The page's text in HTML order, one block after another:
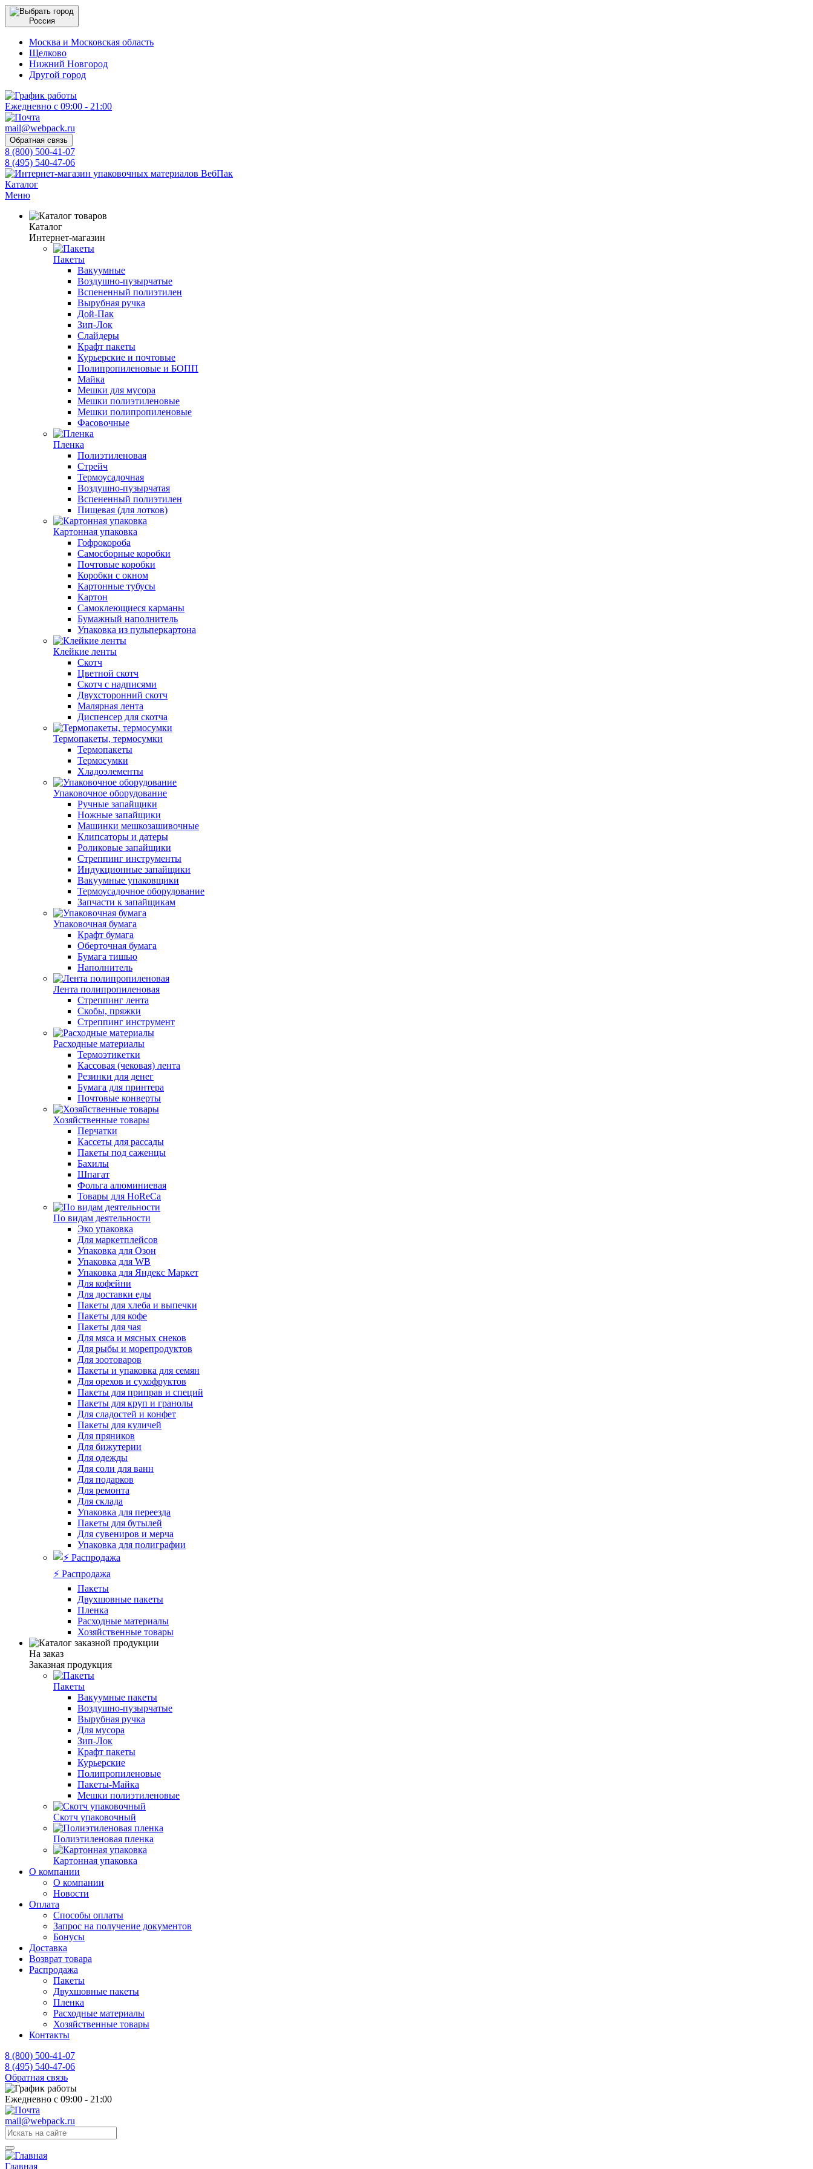
Россия
Москва и Московская область
Щелково
Нижний Новгород
Другой город
Ежедневно с 09:00 - 21:00
mail@webpack.ru
Обратная связь
8 (800) 500-41-07
8 (495) 540-47-06
Каталог
Меню
Каталог
Интернет-магазин
Пакеты
Вакуумные
Воздушно-пузырчатые
Вспененный полиэтилен
Вырубная ручка
Дой-Пак
Зип-Лок
Слайдеры
Крафт пакеты
Курьерские и почтовые
Полипропиленовые и БОПП
Майка
Мешки для мусора
Мешки полиэтиленовые
Мешки полипропиленовые
Фасовочные
Пленка
Полиэтиленовая
Стрейч
Термоусадочная
Воздушно-пузырчатая
Вспененный полиэтилен
Пищевая (для лотков)
Картонная упаковка
Гофрокороба
Самосборные коробки
Почтовые коробки
Коробки с окном
Картонные тубусы
Картон
Самоклеющиеся карманы
Бумажный наполнитель
Упаковка из пульперкартона
Клейкие ленты
Скотч
Цветной скотч
Скотч с надписями
Двухсторонний скотч
Малярная лента
Диспенсер для скотча
Термопакеты, термосумки
Термопакеты
Термосумки
Хладоэлементы
Упаковочное оборудование
Ручные запайщики
Ножные запайщики
Машинки мешкозашивочные
Клипсаторы и датеры
Роликовые запайщики
Стреппинг инструменты
Индукционные запайщики
Вакуумные упаковщики
Термоусадочное оборудование
Запчасти к запайщикам
Упаковочная бумага
Крафт бумага
Оберточная бумага
Бумага тишью
Наполнитель
Лента полипропиленовая
Стреппинг лента
Скобы, пряжки
Стреппинг инструмент
Расходные материалы
Термоэтикетки
Кассовая (чековая) лента
Резинки для денег
Бумага для принтера
Почтовые конверты
Хозяйственные товары
Перчатки
Кассеты для рассады
Пакеты под саженцы
Бахилы
Шпагат
Фольга алюминиевая
Товары для HoReCa
По видам деятельности
Эко упаковка
Для маркетплейсов
Упаковка для Озон
Упаковка для WB
Упаковка для Яндекс Маркет
Для кофейни
Для доставки еды
Пакеты для хлеба и выпечки
Пакеты для кофе
Пакеты для чая
Для мяса и мясных снеков
Для рыбы и морепродуктов
Для зоотоваров
Пакеты и упаковка для семян
Для орехов и сухофруктов
Пакеты для приправ и специй
Пакеты для круп и гранолы
Для сладостей и конфет
Пакеты для куличей
Для пряников
Для бижутерии
Для одежды
Для соли для ванн
Для подарков
Для ремонта
Для склада
Упаковка для переезда
Пакеты для бутылей
Для сувениров и мерча
Упаковка для полиграфии
⚡️ Распродажа
Пакеты
Двухшовные пакеты
Пленка
Расходные материалы
Хозяйственные товары
На заказ
Заказная продукция
Пакеты
Вакуумные пакеты
Воздушно-пузырчатые
Вырубная ручка
Для мусора
Зип-Лок
Крафт пакеты
Курьерские
Полипропиленовые
Пакеты-Майка
Мешки полиэтиленовые
Скотч упаковочный
Полиэтиленовая пленка
Картонная упаковка
О компании
О компании
Новости
Оплата
Способы оплаты
Запрос на получение документов
Бонусы
Доставка
Возврат товара
Распродажа
Пакеты
Двухшовные пакеты
Пленка
Расходные материалы
Хозяйственные товары
Контакты
8 (800) 500-41-07
8 (495) 540-47-06
Обратная связь
Ежедневно с 09:00 - 21:00
mail@webpack.ru
Главная